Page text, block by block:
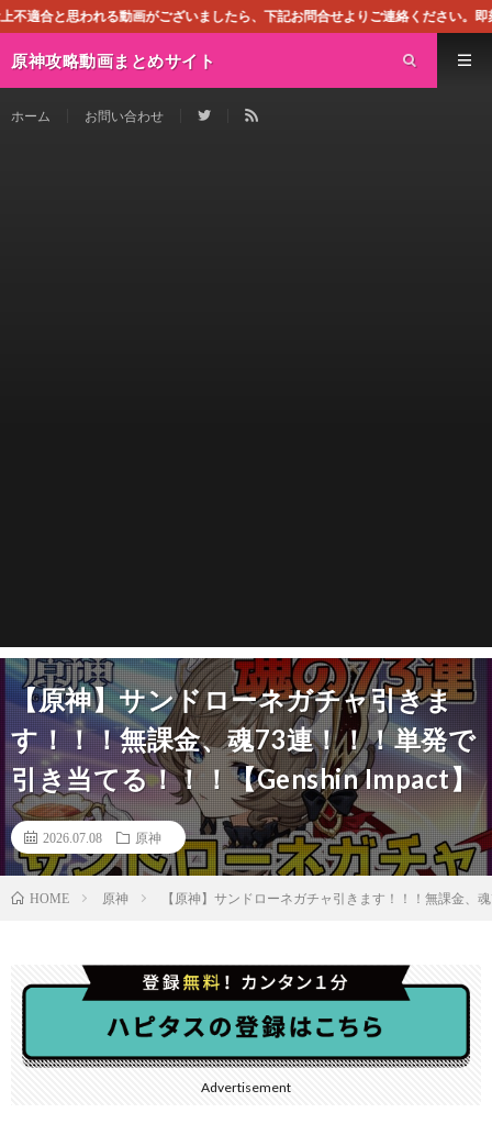
がございましたら、下記お問合せよりご連絡ください。即刻対処させて頂
原神攻略動画まとめサイト
ホーム お問い合わせ
【原神】サンドローネガチャ引きま
す！！！無課金、魂73連！！！単発で
引き当てる！！！【Genshin Impact】
2026.07.08 原神
HOME 原神 【原神】サンドローネガチャ引きます！！！無課金
Advertisement